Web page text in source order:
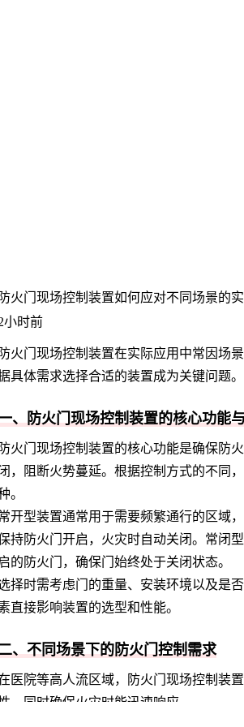
火门现场控制装置如何应对不同场景的实
小时前
火门现场控制装置在实际应用中常因场
具体需求选择合适的装置成为关键问题。
、防火门现场控制装置的核心功能
火门现场控制装置的核心功能是确保防
，阻断火势蔓延。根据控制方式的不同
。
开型装置通常用于需要频繁通行的区域
持防火门开启，火灾时自动关闭。常闭
的防火门，确保门始终处于关闭状态。
择时需考虑门的重量、安装环境以及是
直接影响装置的选型和性能。
、不同场景下的防火门控制需求
医院等高人流区域，防火门现场控制装
，同时确保火灾时能迅速响应。